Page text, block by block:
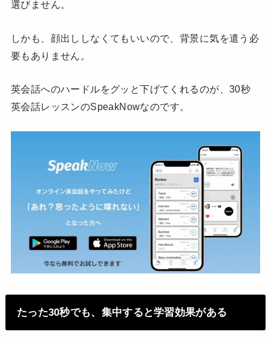
選びません。
しかも、顔出ししなくてもいいので、背景に気を遣う必
要もありません。
英会話へのハードルをグッと下げてくれるのが、30秒
英会話レッスンのSpeakNowなのです。
たった30秒でも、集中すると学習効果がある